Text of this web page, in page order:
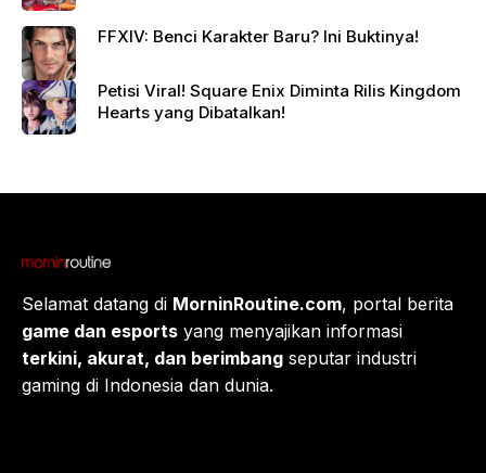
FFXIV: Benci Karakter Baru? Ini Buktinya!
Petisi Viral! Square Enix Diminta Rilis Kingdom
Hearts yang Dibatalkan!
Selamat datang di MorninRoutine.com, portal berita
game dan esports yang menyajikan informasi
terkini, akurat, dan berimbang seputar industri
gaming di Indonesia dan dunia.